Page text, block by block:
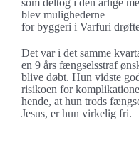
blev mulighederne
for byggeri i Varfuri
Det var i det samme
en 9 års fængselsstraf
blive døbt. Hun vidste
risikoen for
hende, at hun trods
Jesus, er hun virkelig fri.